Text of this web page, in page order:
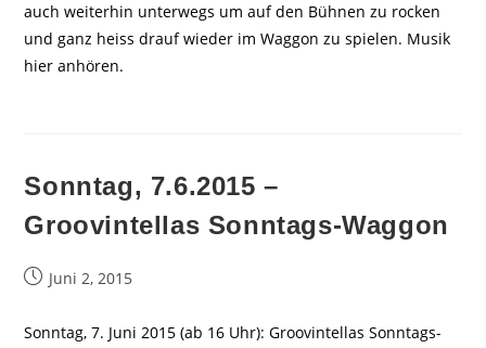
auch weiterhin unterwegs um auf den Bühnen zu rocken
und ganz heiss drauf wieder im Waggon zu spielen. Musik
hier anhören.
Sonntag, 7.6.2015 –
Groovintellas Sonntags-Waggon
BeitragJuni 2, 2015
Sonntag, 7. Juni 2015 (ab 16 Uhr): Groovintellas Sonntags-